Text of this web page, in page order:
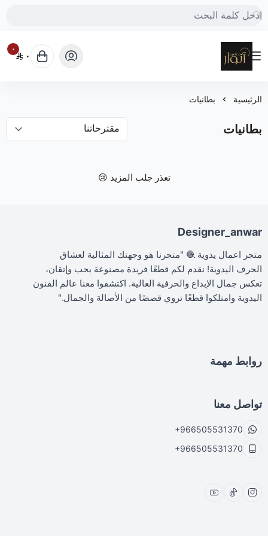
Designer_anwar
٠
٠
الرئيسية بطانيات
بطانيات
تعذر جلب المزيد 😢
Designer_anwar
متجر اعمال يدوية 🧶 "متجرنا هو وجهتك المثالية لعشاق
الحرف اليدوية! نقدم لكم قطعًا فريدة مصنوعة بحب وإتقان،
تعكس جمال الإبداع والحرفية العالية. اكتشفوا معنا عالم الفنون
اليدوية وامتلكوا قطعًا تروي قصصًا من الأصالة والجمال."
روابط مهمة
تواصل معنا
+966505531370
+966505531370